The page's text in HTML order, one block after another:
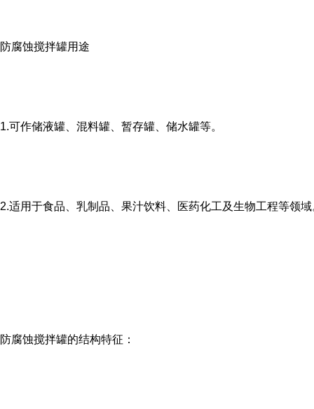
防腐蚀搅拌罐用途
1.可作储液罐、混料罐、暂存罐、储水罐等。
2.适用于食品、乳制品、果汁饮料、医药化工及生物工程等领域
防腐蚀搅拌罐的结构特征：